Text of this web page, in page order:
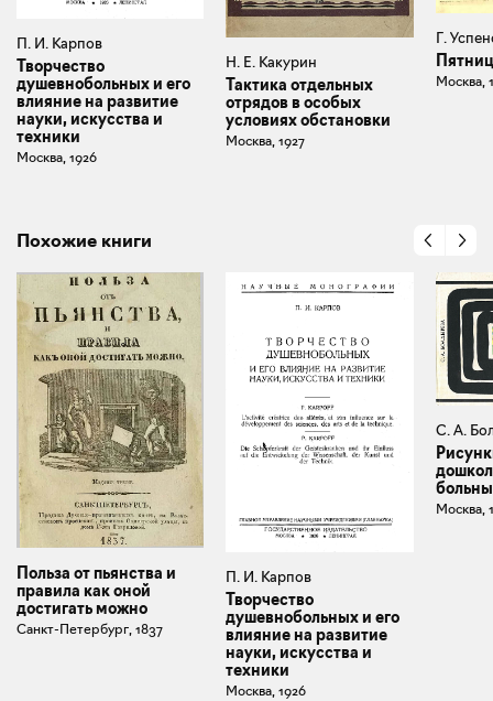
П. И. Карпов
Творчество
душевнобольных и его
влияние на развитие
науки, искусства и
техники
Москва, 1926
Н. Е. Какурин
Тактика отдельных
отрядов в особых
условиях обстановки
Москва, 1927
Г.
Москва,
Похожие книги
Польза от пьянства и
правила как оной
достигать можно
Санкт-Петербург, 1837
П. И. Карпов
Творчество
душевнобольных и его
влияние на развитие
науки, искусства и
техники
Москва, 1926
С. А.
Москва,